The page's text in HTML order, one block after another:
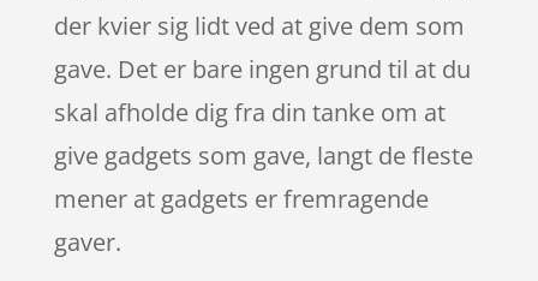
der kvier sig lidt ved at give dem som
gave. Det er bare ingen grund til at du
skal afholde dig fra din tanke om at
give gadgets som gave, langt de fleste
mener at gadgets er fremragende
gaver.